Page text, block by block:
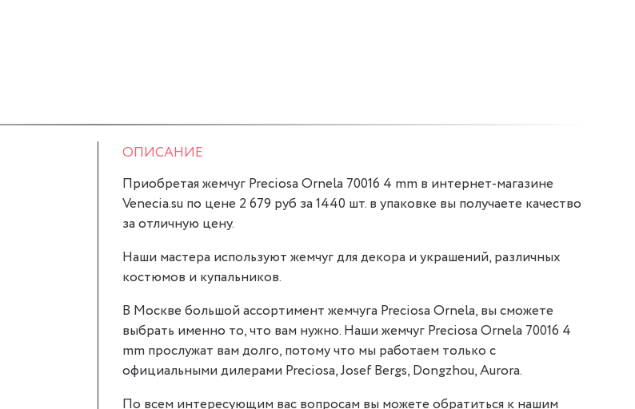
ОПИСАНИЕ
Приобретая жемчуг Preciosa Ornela 70016 4 mm в интернет-магазине
Venecia.su по цене 2 679 руб за 1440 шт. в упаковке вы получаете качество
за отличную цену.
Наши мастера используют жемчуг для декора и украшений, различных
костюмов и купальников.
В Москве большой ассортимент жемчуга Preciosa Ornela, вы сможете
выбрать именно то, что вам нужно. Наши жемчуг Preciosa Ornela 70016 4
mm прослужат вам долго, потому что мы работаем только с
официальными дилерами Preciosa, Josef Bergs, Dongzhou, Aurora.
По всем интересующим вас вопросам вы можете обратиться к нашим